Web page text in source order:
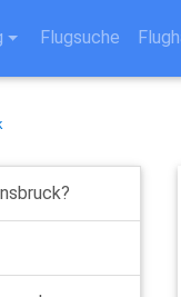
Flugsuche